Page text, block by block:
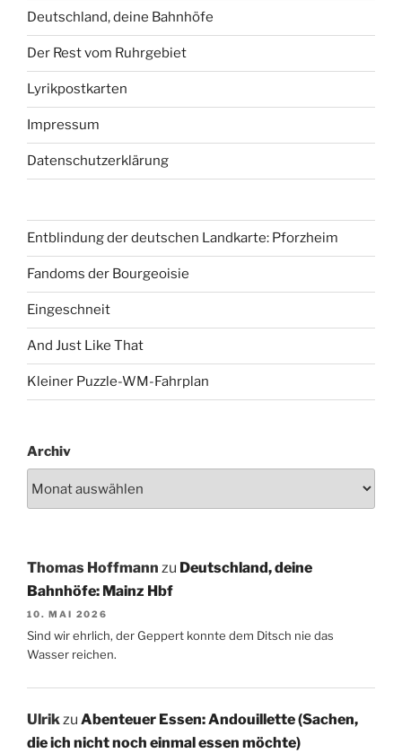
Deutschland, deine Bahnhöfe
Der Rest vom Ruhrgebiet
Lyrikpostkarten
Impressum
Datenschutzerklärung
Entblindung der deutschen Landkarte: Pforzheim
Fandoms der Bourgeoisie
Eingeschneit
And Just Like That
Kleiner Puzzle-WM-Fahrplan
Archiv
Thomas Hoffmann zu Deutschland, deine
Bahnhöfe: Mainz Hbf
10. MAI 2026
Sind wir ehrlich, der Geppert konnte dem Ditsch nie das
Wasser reichen.
Ulrikzu Abenteuer Essen: Andouillette (Sachen,
die ich nicht noch einmal essen möchte)